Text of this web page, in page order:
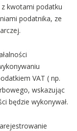
z kwotami podatku
podatnika, ze
VAT ( np.
wskazując
będzie wykonywał.